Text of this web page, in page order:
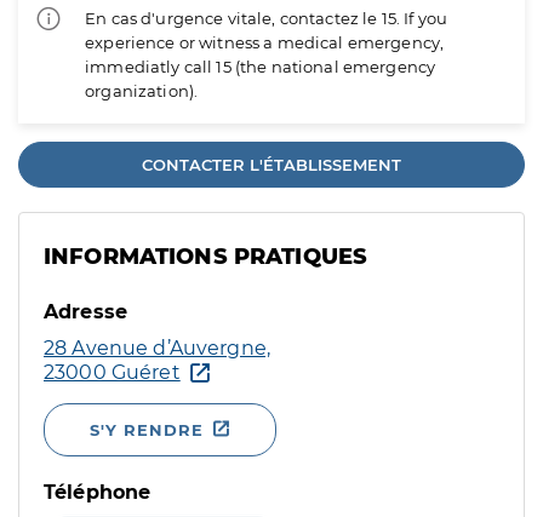
En cas d'urgence vitale, contactez le 15. If you
experience or witness a medical emergency,
immediatly call 15 (the national emergency
organization).
CONTACTER L'ÉTABLISSEMENT
INFORMATIONS PRATIQUES
Adresse
28 Avenue d’Auvergne,
23000 Guéret
S'Y RENDRE
Téléphone